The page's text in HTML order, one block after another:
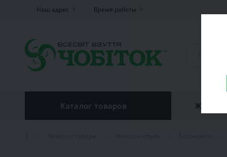
Наш адрес Время работы
Каталог товаров